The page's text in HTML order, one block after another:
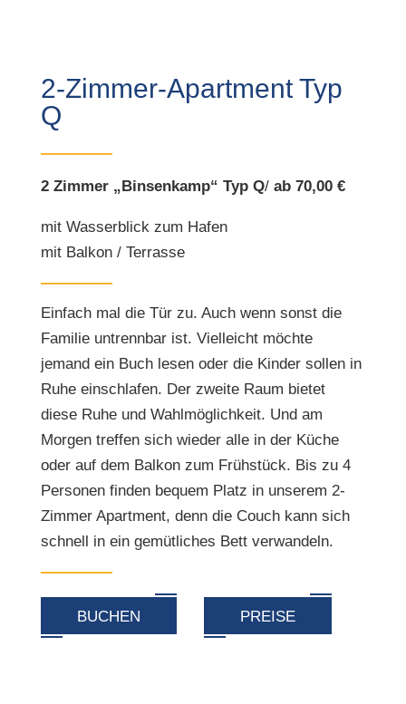
2-Zimmer-Apartment Typ
Q
2 Zimmer „Binsenkamp“ Typ Q/ ab 70,00 €
mit Wasserblick zum Hafen
mit Balkon / Terrasse
Einfach mal die Tür zu. Auch wenn sonst die
Familie untrennbar ist. Vielleicht möchte
jemand ein Buch lesen oder die Kinder sollen in
Ruhe einschlafen. Der zweite Raum bietet
diese Ruhe und Wahlmöglichkeit. Und am
Morgen treffen sich wieder alle in der Küche
oder auf dem Balkon zum Frühstück. Bis zu 4
Personen finden bequem Platz in unserem 2-
Zimmer Apartment, denn die Couch kann sich
schnell in ein gemütliches Bett verwandeln.
BUCHEN PREISE